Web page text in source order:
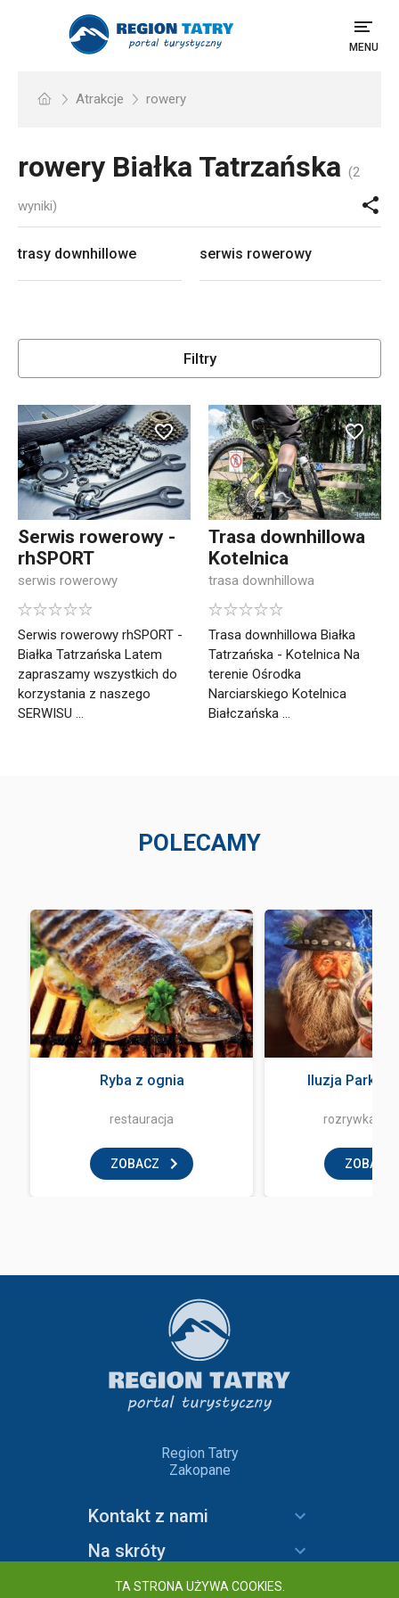
MENU
Atrakcje rowery
rowery Białka Tatrzańska (2
wyniki)
trasy downhillowe serwis rowerowy
Filtry
Serwis rowerowy -
rhSPORT
serwis rowerowy
Serwis rowerowy rhSPORT -
Białka Tatrzańska Latem
zapraszamy wszystkich do
korzystania z naszego
SERWISU ...
Trasa downhillowa
Kotelnica
trasa downhillowa
Trasa downhillowa Białka
Tatrzańska - Kotelnica Na
terenie Ośrodka
Narciarskiego Kotelnica
Białczańska ...
POLECAMY
Ryba z ognia
restauracja
ZOBACZ
Iluzja Park
rozrywka i
ZOBACZ
Region Tatry
Zakopane
Kontakt z nami
Na skróty
Informacje
TA STRONA UŻYWA COOKIES.